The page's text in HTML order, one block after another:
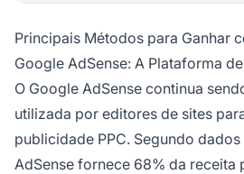
Principais Métodos para Ganhar
Google AdSense: A Plataforma
O Google AdSense continua
utilizada por editores de sites
publicidade PPC. Segundo
AdSense fornece 68% da receita